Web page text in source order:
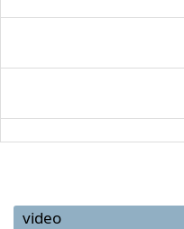
video